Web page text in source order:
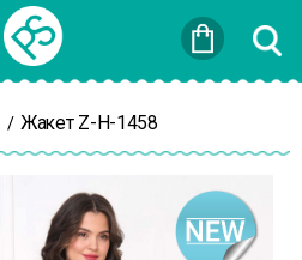
/ Жакет Z-Н-1458